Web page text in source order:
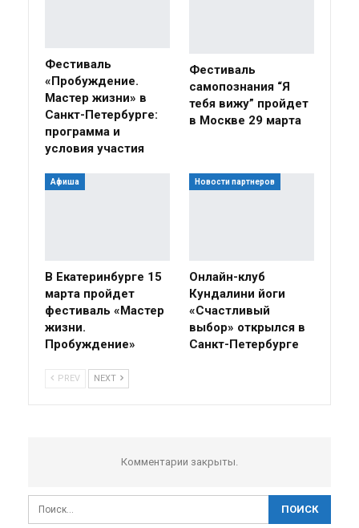
Фестиваль
«Пробуждение.
Мастер жизни» в
Санкт-Петербурге:
программа и
условия участия
Фестиваль
самопознания “Я
тебя вижу” пройдет
в Москве 29 марта
Афиша
В Екатеринбурге 15
марта пройдет
фестиваль «Мастер
жизни.
Пробуждение»
Новости партнеров
Онлайн-клуб
Кундалини йоги
«Счастливый
выбор» открылся в
Санкт-Петербурге
PREV NEXT
Комментарии закрыты.